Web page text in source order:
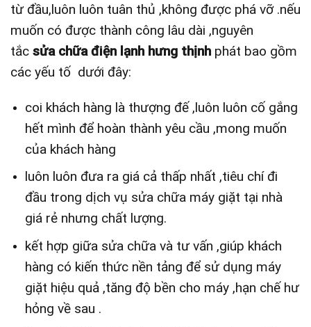
từ đầu,luôn luôn tuân thủ ,không được phá vỡ .nếu
muốn có được thành công lâu dài ,nguyên
tắc sửa chữa điện lạnh hưng thịnh phát bao gồm
các yếu tố dưới đây:
coi khách hàng là thượng đế ,luôn luôn cố gắng
hết mình để hoàn thành yêu cầu ,mong muốn
của khách hàng
luôn luôn đưa ra giá cả thấp nhất ,tiêu chí đi
đầu trong dịch vụ sửa chữa máy giặt tại nhà
giá rẻ nhưng chất lượng.
kết hợp giữa sửa chữa và tư vấn ,giúp khách
hàng có kiến thức nền tảng để sử dụng máy
giặt hiệu quả ,tăng độ bền cho máy ,hạn chế hư
hỏng về sau .